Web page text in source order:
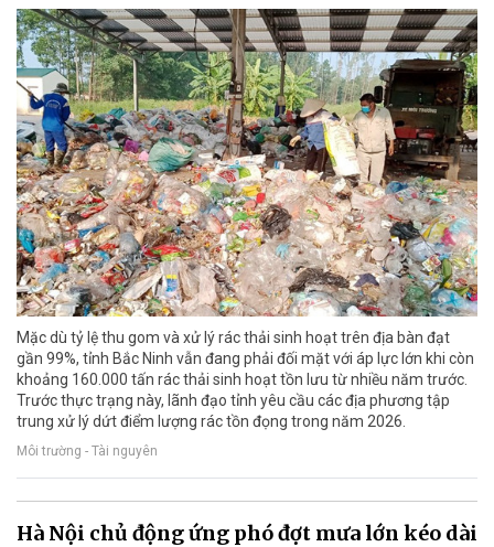
Mặc dù tỷ lệ thu gom và xử lý rác thải sinh hoạt trên địa bàn đạt
gần 99%, tỉnh Bắc Ninh vẫn đang phải đối mặt với áp lực lớn khi còn
khoảng 160.000 tấn rác thải sinh hoạt tồn lưu từ nhiều năm trước.
Trước thực trạng này, lãnh đạo tỉnh yêu cầu các địa phương tập
trung xử lý dứt điểm lượng rác tồn đọng trong năm 2026.
Môi trường - Tài nguyên
Hà Nội chủ động ứng phó đợt mưa lớn kéo dài